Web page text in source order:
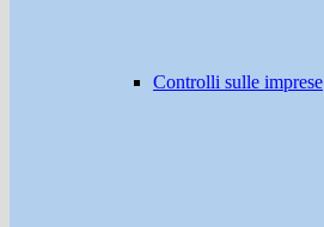
Controlli sulle imprese